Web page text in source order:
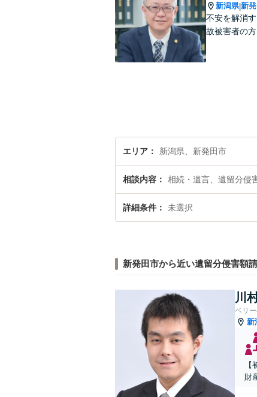
新潟県|新
不安を解消
故被害者の
エリア 新潟県、新発田市
相談内容 相続・遺言、遺留分侵
詳細条件 未選択
新発田市から近い遺留分侵害額
川
ベリ
新
財